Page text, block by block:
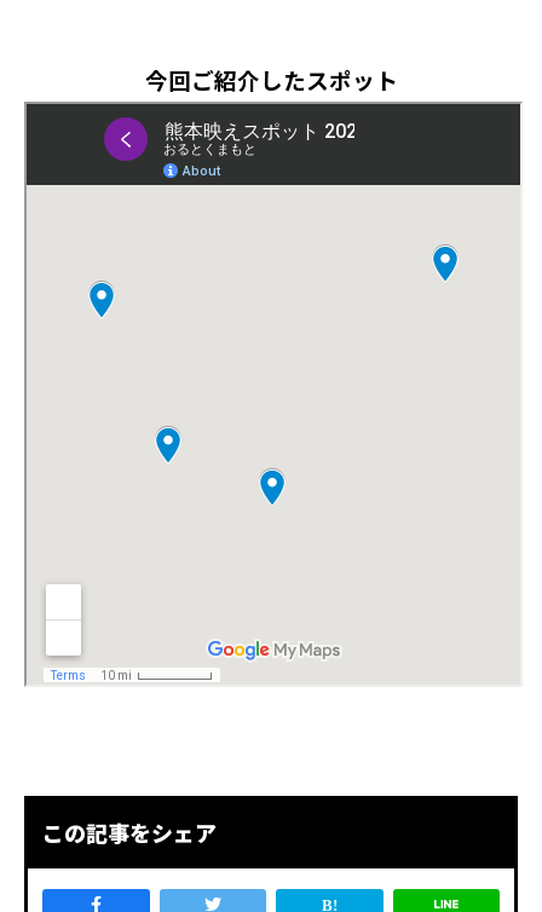
今回ご紹介したスポット
この記事をシェア